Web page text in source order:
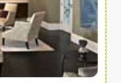
عایق ساختمان
سرویس بهداشتی
پله,نرده,حفاظ